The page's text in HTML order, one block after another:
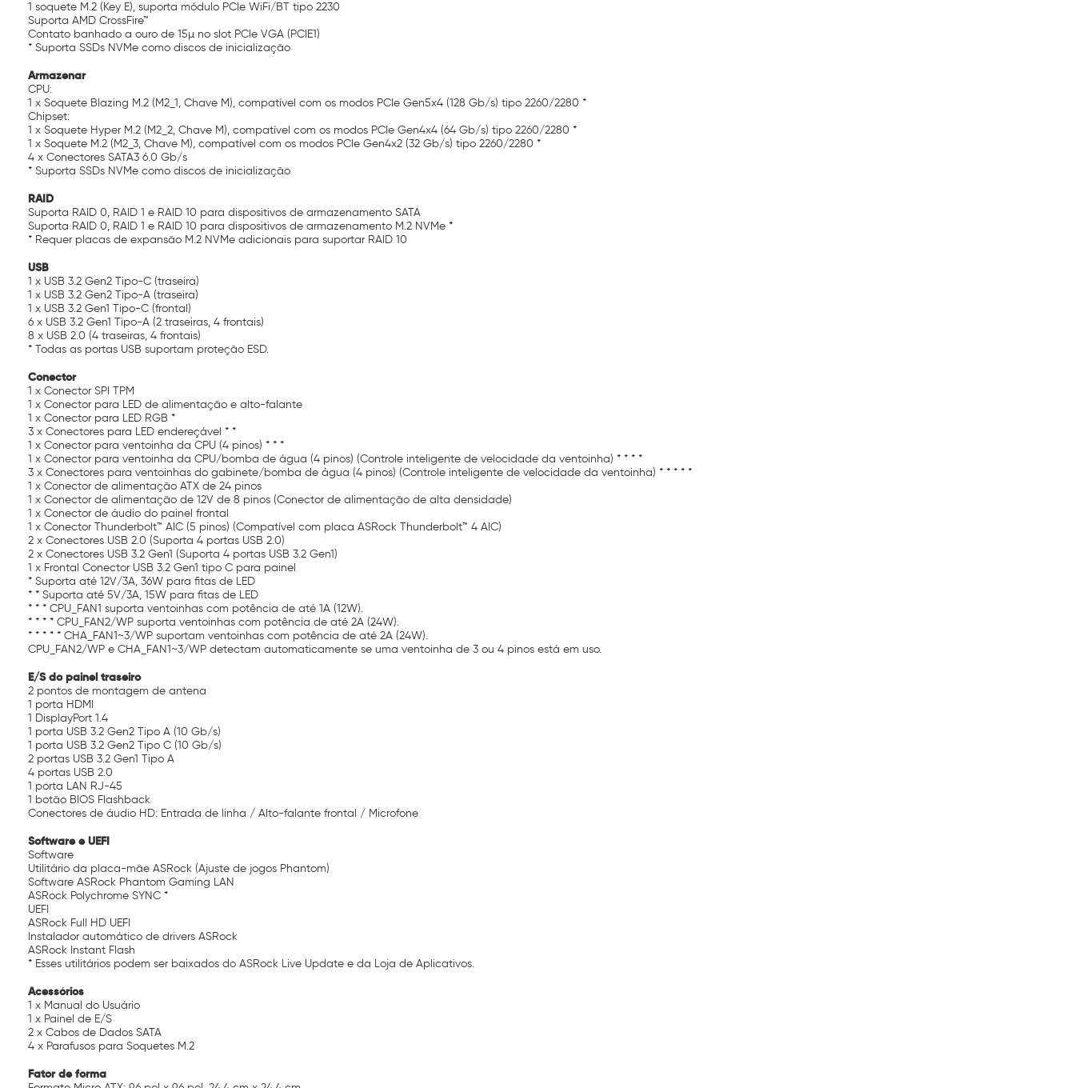
1 soquete M.2 (Key E), suporta módulo PCIe WiFi/BT tipo 2230
Suporta AMD CrossFire™
Contato banhado a ouro de 15µ no slot PCIe VGA (PCIE1)
* Suporta SSDs NVMe como discos de inicialização
Armazenar
CPU:
1 x Soquete Blazing M.2 (M2_1, Chave M), compatível com os modos PCIe Gen5x4 (128 Gb/s) tipo 2260/2280 *
Chipset:
1 x Soquete Hyper M.2 (M2_2, Chave M), compatível com os modos PCIe Gen4x4 (64 Gb/s) tipo 2260/2280 *
1 x Soquete M.2 (M2_3, Chave M), compatível com os modos PCIe Gen4x2 (32 Gb/s) tipo 2260/2280 *
4 x Conectores SATA3 6.0 Gb/s
* Suporta SSDs NVMe como discos de inicialização
RAID
Suporta RAID 0, RAID 1 e RAID 10 para dispositivos de armazenamento SATA
Suporta RAID 0, RAID 1 e RAID 10 para dispositivos de armazenamento M.2 NVMe *
* Requer placas de expansão M.2 NVMe adicionais para suportar RAID 10
USB
1 x USB 3.2 Gen2 Tipo-C (traseira)
1 x USB 3.2 Gen2 Tipo-A (traseira)
1 x USB 3.2 Gen1 Tipo-C (frontal)
6 x USB 3.2 Gen1 Tipo-A (2 traseiras, 4 frontais)
8 x USB 2.0 (4 traseiras, 4 frontais)
* Todas as portas USB suportam proteção ESD.
Conector
1 x Conector SPI TPM
1 x Conector para LED de alimentação e alto-falante
1 x Conector para LED RGB *
3 x Conectores para LED endereçável * *
1 x Conector para ventoinha da CPU (4 pinos) * * *
1 x Conector para ventoinha da CPU/bomba de água (4 pinos) (Controle inteligente de velocidade da ventoinha) * * * *
3 x Conectores para ventoinhas do gabinete/bomba de água (4 pinos) (Controle inteligente de velocidade da ventoinha) * * * * *
1 x Conector de alimentação ATX de 24 pinos
1 x Conector de alimentação de 12V de 8 pinos (Conector de alimentação de alta densidade)
1 x Conector de áudio do painel frontal
1 x Conector Thunderbolt™ AIC (5 pinos) (Compatível com placa ASRock Thunderbolt™ 4 AIC)
2 x Conectores USB 2.0 (Suporta 4 portas USB 2.0)
2 x Conectores USB 3.2 Gen1 (Suporta 4 portas USB 3.2 Gen1)
1 x Frontal Conector USB 3.2 Gen1 tipo C para painel
* Suporta até 12V/3A, 36W para fitas de LED
* * Suporta até 5V/3A, 15W para fitas de LED
* * * CPU_FAN1 suporta ventoinhas com potência de até 1A (12W).
* * * * CPU_FAN2/WP suporta ventoinhas com potência de até 2A (24W).
* * * * * CHA_FAN1~3/WP suportam ventoinhas com potência de até 2A (24W).
CPU_FAN2/WP e CHA_FAN1~3/WP detectam automaticamente se uma ventoinha de 3 ou 4 pinos está em uso.
E/S do painel traseiro
2 pontos de montagem de antena
1 porta HDMI
1 DisplayPort 1.4
1 porta USB 3.2 Gen2 Tipo A (10 Gb/s)
1 porta USB 3.2 Gen2 Tipo C (10 Gb/s)
2 portas USB 3.2 Gen1 Tipo A
4 portas USB 2.0
1 porta LAN RJ-45
1 botão BIOS Flashback
Conectores de áudio HD: Entrada de linha / Alto-falante frontal / Microfone
Software e UEFI
Software
Utilitário da placa-mãe ASRock (Ajuste de jogos Phantom)
Software ASRock Phantom Gaming LAN
ASRock Polychrome SYNC *
UEFI
ASRock Full HD UEFI
Instalador automático de drivers ASRock
ASRock Instant Flash
* Esses utilitários podem ser baixados do ASRock Live Update e da Loja de Aplicativos.
Acessórios
1 x Manual do Usuário
1 x Painel de E/S
2 x Cabos de Dados SATA
4 x Parafusos para Soquetes M.2
Fator de forma